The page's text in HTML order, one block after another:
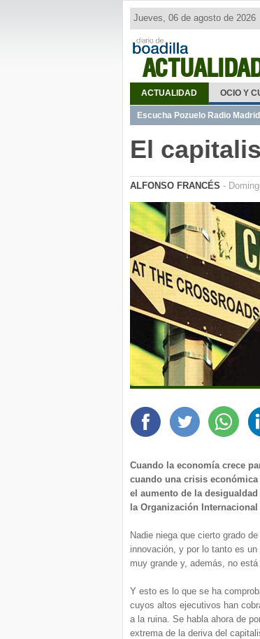
Jueves, 06 de agosto de 2026
ACTUALIDAD OCIO Y
Escucha Pozuelo Radio Madrid
El
ALFONSO FRANCÉS -
Cuando la economía crece
cuando una crisis
el aumento de la
la Organización Internacional
Nadie niega que cierto grado
innovación, y por lo tanto es
muy grande y, además, no
Y esto es lo que se ha
cuyos altos ejecutivos han
a la ruina. Se habla ahora de
extrema de la deriva del